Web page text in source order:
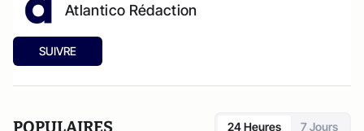
Atlantico Rédaction
SUIVRE
POPULAIRES 24 Heures 7 Jours